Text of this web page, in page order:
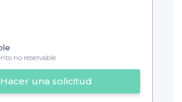
no reservable
Hacer una solicitud